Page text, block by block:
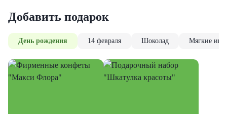
Добавить подарок
День рождения 14 февраля Шоколад Мягкие